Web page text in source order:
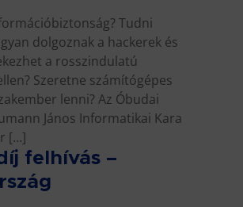
Tudni
dolgoznak a hackerek és
a rosszindulatú
Szeretne számítógépes
lenni? Az Óbudai
János Informatikai Kara
[…]
felhívás –